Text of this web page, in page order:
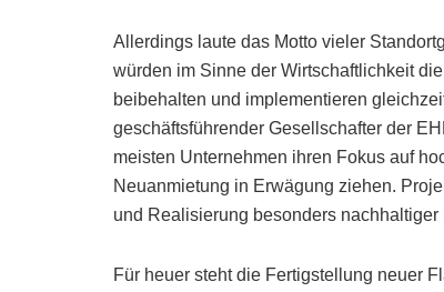
Allerdings laute das Motto vieler
würden im Sinne der Wirtschaftlichkeit
beibehalten und implementieren
geschäftsführender Gesellschafter der
meisten Unternehmen ihren Fokus auf
Neuanmietung in Erwägung ziehen.
und Realisierung besonders
Für heuer steht die Fertigstellung neuer